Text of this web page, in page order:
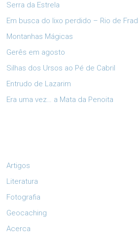
Serra da Estrela
Em busca do lixo perdido – Rio de
Montanhas Mágicas
Gerês em agosto
Silhas dos Ursos ao Pé de Cabril
Entrudo de Lazarim
Era uma vez… a Mata da Penoita
Artigos
Literatura
Fotografia
Geocaching
Acerca